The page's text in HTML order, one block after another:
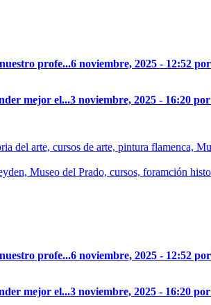
profe...6 noviembre, 2025 - 12:52
mejor el...3 noviembre, 2025 - 16:20
profe...6 noviembre, 2025 - 12:52
mejor el...3 noviembre, 2025 - 16:20